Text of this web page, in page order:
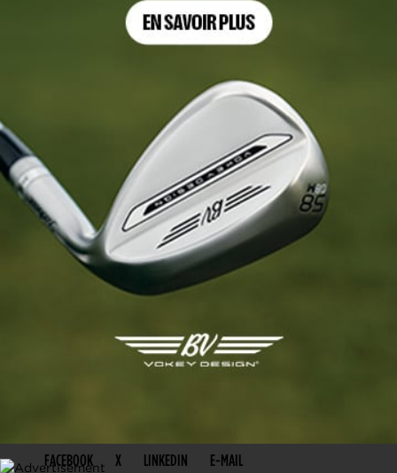
FACEBOOK X LINKEDIN E-MAIL